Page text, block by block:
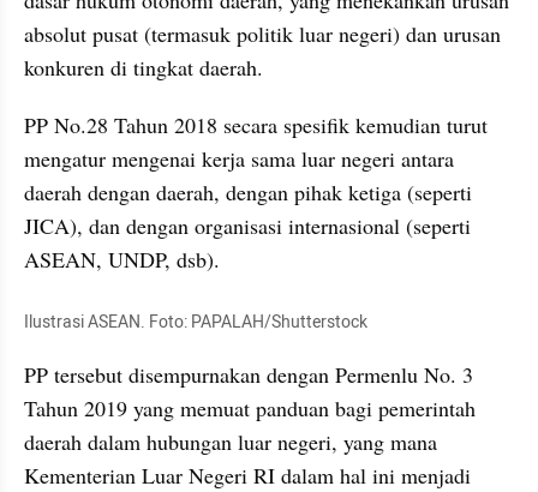
absolut pusat (termasuk politik luar negeri) dan urusan
konkuren di tingkat daerah.
PP No.28 Tahun 2018 secara spesifik kemudian turut
mengatur mengenai kerja sama luar negeri antara
daerah dengan daerah, dengan pihak ketiga (seperti
JICA), dan dengan organisasi internasional (seperti
ASEAN, UNDP, dsb).
Ilustrasi ASEAN. Foto: PAPALAH/Shutterstock
PP tersebut disempurnakan dengan Permenlu No. 3
Tahun 2019 yang memuat panduan bagi pemerintah
daerah dalam hubungan luar negeri, yang mana
Kementerian Luar Negeri RI dalam hal ini menjadi